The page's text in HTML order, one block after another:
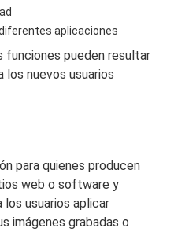
aplicaciones
funciones pueden resultar
los nuevos usuarios
para quienes producen
web o software y
usuarios aplicar
imágenes grabadas o